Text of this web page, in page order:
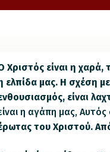
Χριστός είναι η χαρά,
ελπίδα μας. Η σχέση με
είναι
η αγάπη μας,
του Χριστού.